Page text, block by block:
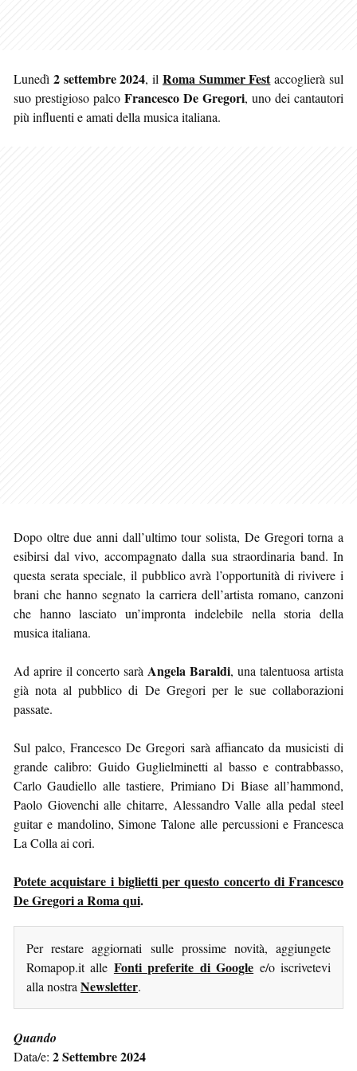
Lunedì 2 settembre 2024, il Roma Summer Festaccoglierà sul
suo prestigioso palco Francesco De Gregori, uno dei cantautori
più influenti e amati della musica italiana.
Dopo oltre due anni dall’ultimo tour solista, De Gregori torna a
esibirsi dal vivo, accompagnato dalla sua straordinaria band. In
questa serata speciale, il pubblico avrà l’opportunità di rivivere i
brani che hanno segnato la carriera dell’artista romano, canzoni
che hanno lasciato un’impronta indelebile nella storia della
musica italiana.
Ad aprire il concerto sarà Angela Baraldi, una talentuosa artista
già nota al pubblico di De Gregori per le sue collaborazioni
passate.
Sul palco, Francesco De Gregori sarà affiancato da musicisti di
grande calibro: Guido Guglielminetti al basso e contrabbasso,
Carlo Gaudiello alle tastiere, Primiano Di Biase all’hammond,
Paolo Giovenchi alle chitarre, Alessandro Valle alla pedal steel
guitar e mandolino, Simone Talone alle percussioni e Francesca
La Colla ai cori.
Potete acquistare i biglietti per questo concerto di Francesco
De Gregori a Roma qui.
Per restare aggiornati sulle prossime novità, aggiungete
Romapop.it alle Fonti preferite di Google e/o iscrivetevi
alla nostra Newsletter.
Quando
Data/e: 2 Settembre 2024